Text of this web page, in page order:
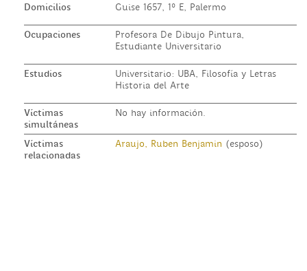
Domicilios
Guise 1657, 1º E, Palermo
Ocupaciones
Profesora De Dibujo Pintura,
Estudiante Universitario
Estudios
Universitario: UBA, Filosofía y Letras
Historia del Arte
Víctimas
simultáneas
No hay información.
Víctimas
relacionadas
Araujo, Ruben Benjamin (esposo)